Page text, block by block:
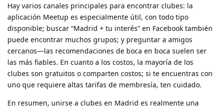
Hay varios canales principales para encontrar clubes: la
aplicación Meetup es especialmente útil, con todo tipo
disponible; buscar “Madrid + tu interés” en Facebook también
puede encontrar muchos grupos; y preguntar a amigos
cercanos—las recomendaciones de boca en boca suelen ser
las más fiables. En cuanto a los costos, la mayoría de los
clubes son gratuitos o comparten costos; si te encuentras con
uno que requiere altas tarifas de membresía, ten cuidado.
En resumen, unirse a clubes en Madrid es realmente una